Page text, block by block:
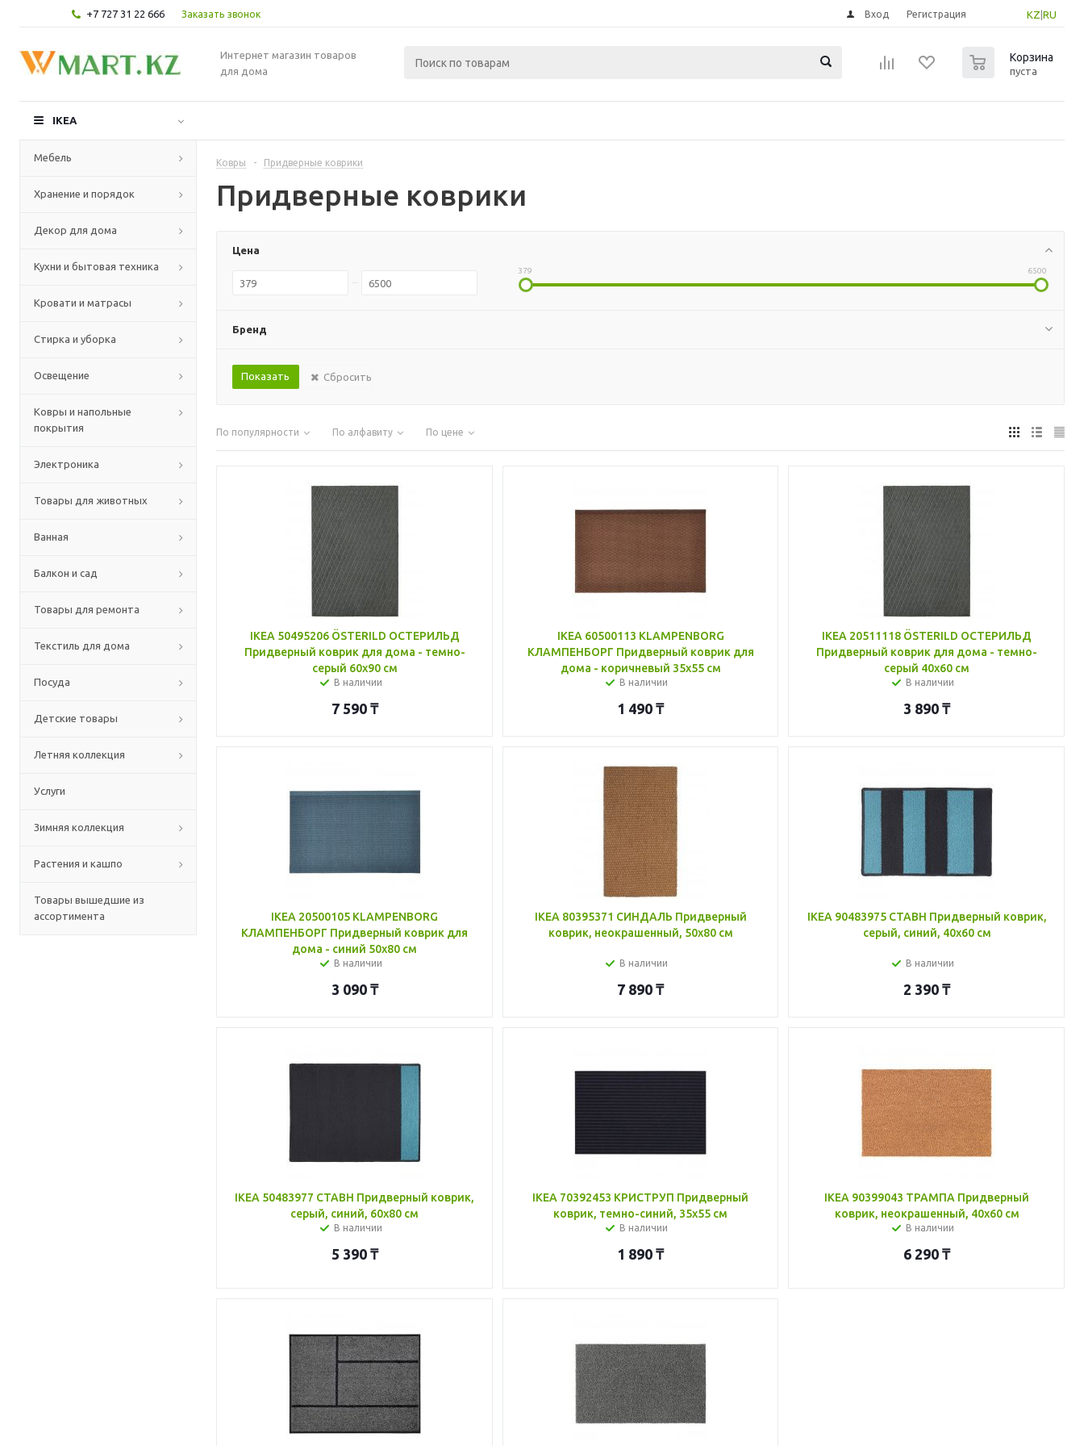
+7 727 31 22 666 Заказать звонок KZ RU
Вход Регистрация
Интернет магазин товаров
для дома
Корзина
пуста
IKEA
Мебель
Хранение и порядок
Декор для дома
Кухни и бытовая техника
Кровати и матрасы
Стирка и уборка
Освещение
Ковры и напольные
покрытия
Электроника
Товары для животных
Ванная
Балкон и сад
Товары для ремонта
Текстиль для дома
Посуда
Детские товары
Летняя коллекция
Услуги
Зимняя коллекция
Растения и кашпо
Товары вышедшие из
ассортимента
Ковры - Придверные коврики
Придверные коврики
Цена
379 6500
Бренд
Сбросить
По популярности По алфавиту По цене
IKEA 50495206 ÖSTERILD ОСТЕРИЛЬД
Придверный коврик для дома - темно-
серый 60x90 см
В наличии
7 590₸
IKEA 60500113 KLAMPENBORG
КЛАМПЕНБОРГ Придверный коврик для
дома - коричневый 35x55 см
В наличии
1 490 ₸
IKEA 20511118 ÖSTERILD ОСТЕРИЛЬД
Придверный коврик для дома - темно-
серый 40x60 см
В наличии
3 890 ₸
IKEA 20500105 KLAMPENBORG
КЛАМПЕНБОРГ Придверный коврик для
дома - синий 50x80 см
В наличии
3 090₸
IKEA 80395371 СИНДАЛЬ Придверный
коврик, неокрашенный, 50x80 см
В наличии
7 890 ₸
IKEA 90483975 СТАВН Придверный коврик,
серый, синий, 40x60 см
В наличии
2 390 ₸
IKEA 50483977 СТАВН Придверный коврик,
серый, синий, 60x80 см
В наличии
5 390₸
IKEA 70392453 КРИСТРУП Придверный
коврик, темно-синий, 35x55 см
В наличии
1 890 ₸
IKEA 90399043 ТРАМПА Придверный
коврик, неокрашенный, 40x60 см
В наличии
6 290 ₸